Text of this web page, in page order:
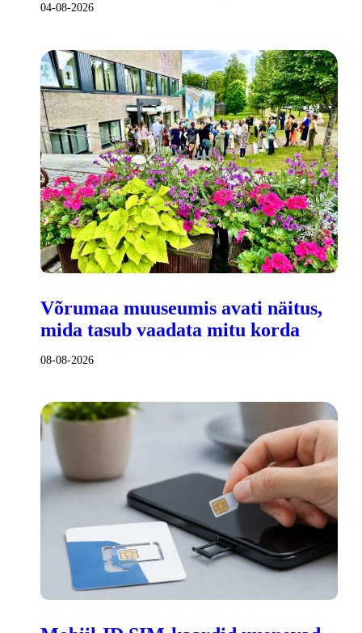
04-08-2026
Võrumaa muuseumis avati näitus,
mida tasub vaadata mitu korda
08-08-2026